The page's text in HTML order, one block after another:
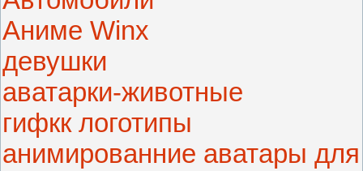
Аниме Winx
девушки
аватарки-животные
гифкк логотипы
анимированние аватары для